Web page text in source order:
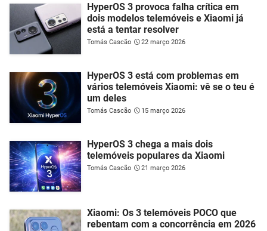
HyperOS 3 provoca falha crítica em
dois modelos telemóveis e Xiaomi já
está a tentar resolver
Tomás Cascão 22 março 2026
HyperOS 3 está com problemas em
vários telemóveis Xiaomi: vê se o teu é
um deles
Tomás Cascão 15 março 2026
HyperOS 3 chega a mais dois
telemóveis populares da Xiaomi
Tomás Cascão 21 março 2026
Xiaomi: Os 3 telemóveis POCO que
rebentam com a concorrência em 2026